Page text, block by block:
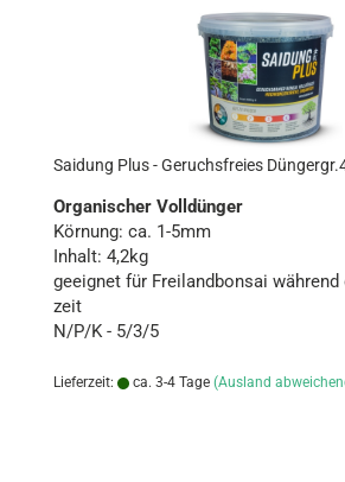
Sai­dung Plus - Ge­ruchs­frei­es
Or­ga­ni­scher Voll­dün­ger
Kör­nung: ca. 1-5mm
In­halt: 4,2kg
ge­eig­net für Frei­land­bon­sai
zeit
N/P/K - 5/3/5
Lieferzeit: ca. 3-4 Tage (Ausland